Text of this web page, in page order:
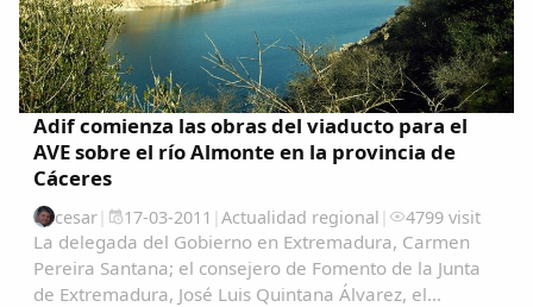
Adif comienza las obras del viaducto para el
AVE sobre el río Almonte en la provincia de
Cáceres
cesar| 17-03-2011 | Actualidad regional | 4799 visit
La delegada del Gobierno en Extremadura, Carmen
Pereira Santana; el consejero de Fomento de la Junta
de Extremadura, José Luis Quintana Álvarez, el